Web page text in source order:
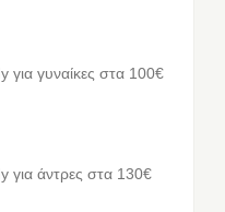
για γυναίκες στα 100€
για άντρες στα 130€